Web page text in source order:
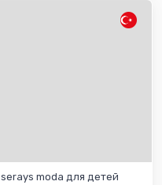
serays moda для детей